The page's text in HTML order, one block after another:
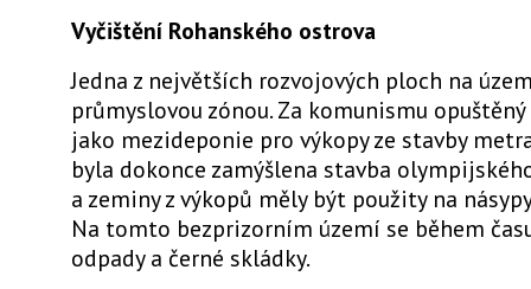
Vyčištění Rohanského ostrova
Jedna z největších rozvojových ploch na
průmyslovou zónou. Za komunismu
jako mezideponie pro výkopy ze stavby
byla dokonce zamýšlena stavba
a zeminy z výkopů měly být použity na
Na tomto bezprizorním území se během
odpady a černé skládky.